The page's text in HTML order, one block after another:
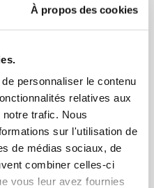
À propos des cookies
personnaliser le contenu
relatives aux
trafic. Nous
sur l'utilisation de
de médias sociaux, de
combiner celles-ci
vous leur avez fournies
Enfant Couleur
YC150 Blanc
à partir de 5 unités
à partir de21 août